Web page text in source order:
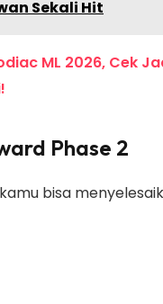
Sekali Hit
ML 2026, Cek
Phase 2
bisa